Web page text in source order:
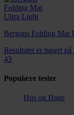
Bergans Folding Mat
Resultatet er basert på
43
Populære tester
Hus og Hage